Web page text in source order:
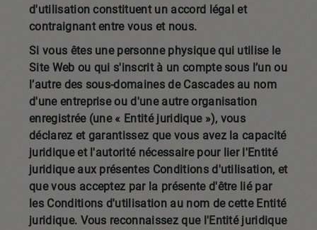
d'utilisation constituent un accord légal et
contraignant entre vous et nous.
Si vous êtes une personne physique qui utilise le
Site Web ou qui s'inscrit à un compte sous l’un ou
l’autre des sous-domaines de Cascades au nom
d'une entreprise ou d'une autre organisation
enregistrée (une « Entité juridique »), vous
déclarez et garantissez que vous avez la capacité
juridique et l'autorité nécessaire pour lier l'Entité
juridique aux présentes Conditions d'utilisation, et
que vous acceptez par la présente d'être lié par
les Conditions d'utilisation au nom de cette Entité
juridique. Vous reconnaissez que l'Entité juridique